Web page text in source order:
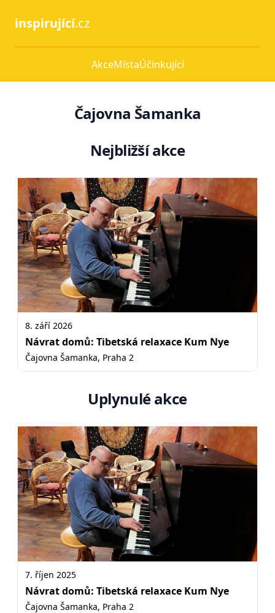
inspirující.cz
AkceMístaÚčinkující
Čajovna Šamanka
Nejbližší akce
8. září 2026
Návrat domů: Tibetská relaxace Kum Nye
Čajovna Šamanka, Praha 2
Uplynulé akce
7. říjen 2025
Návrat domů: Tibetská relaxace Kum Nye
Čajovna Šamanka, Praha 2